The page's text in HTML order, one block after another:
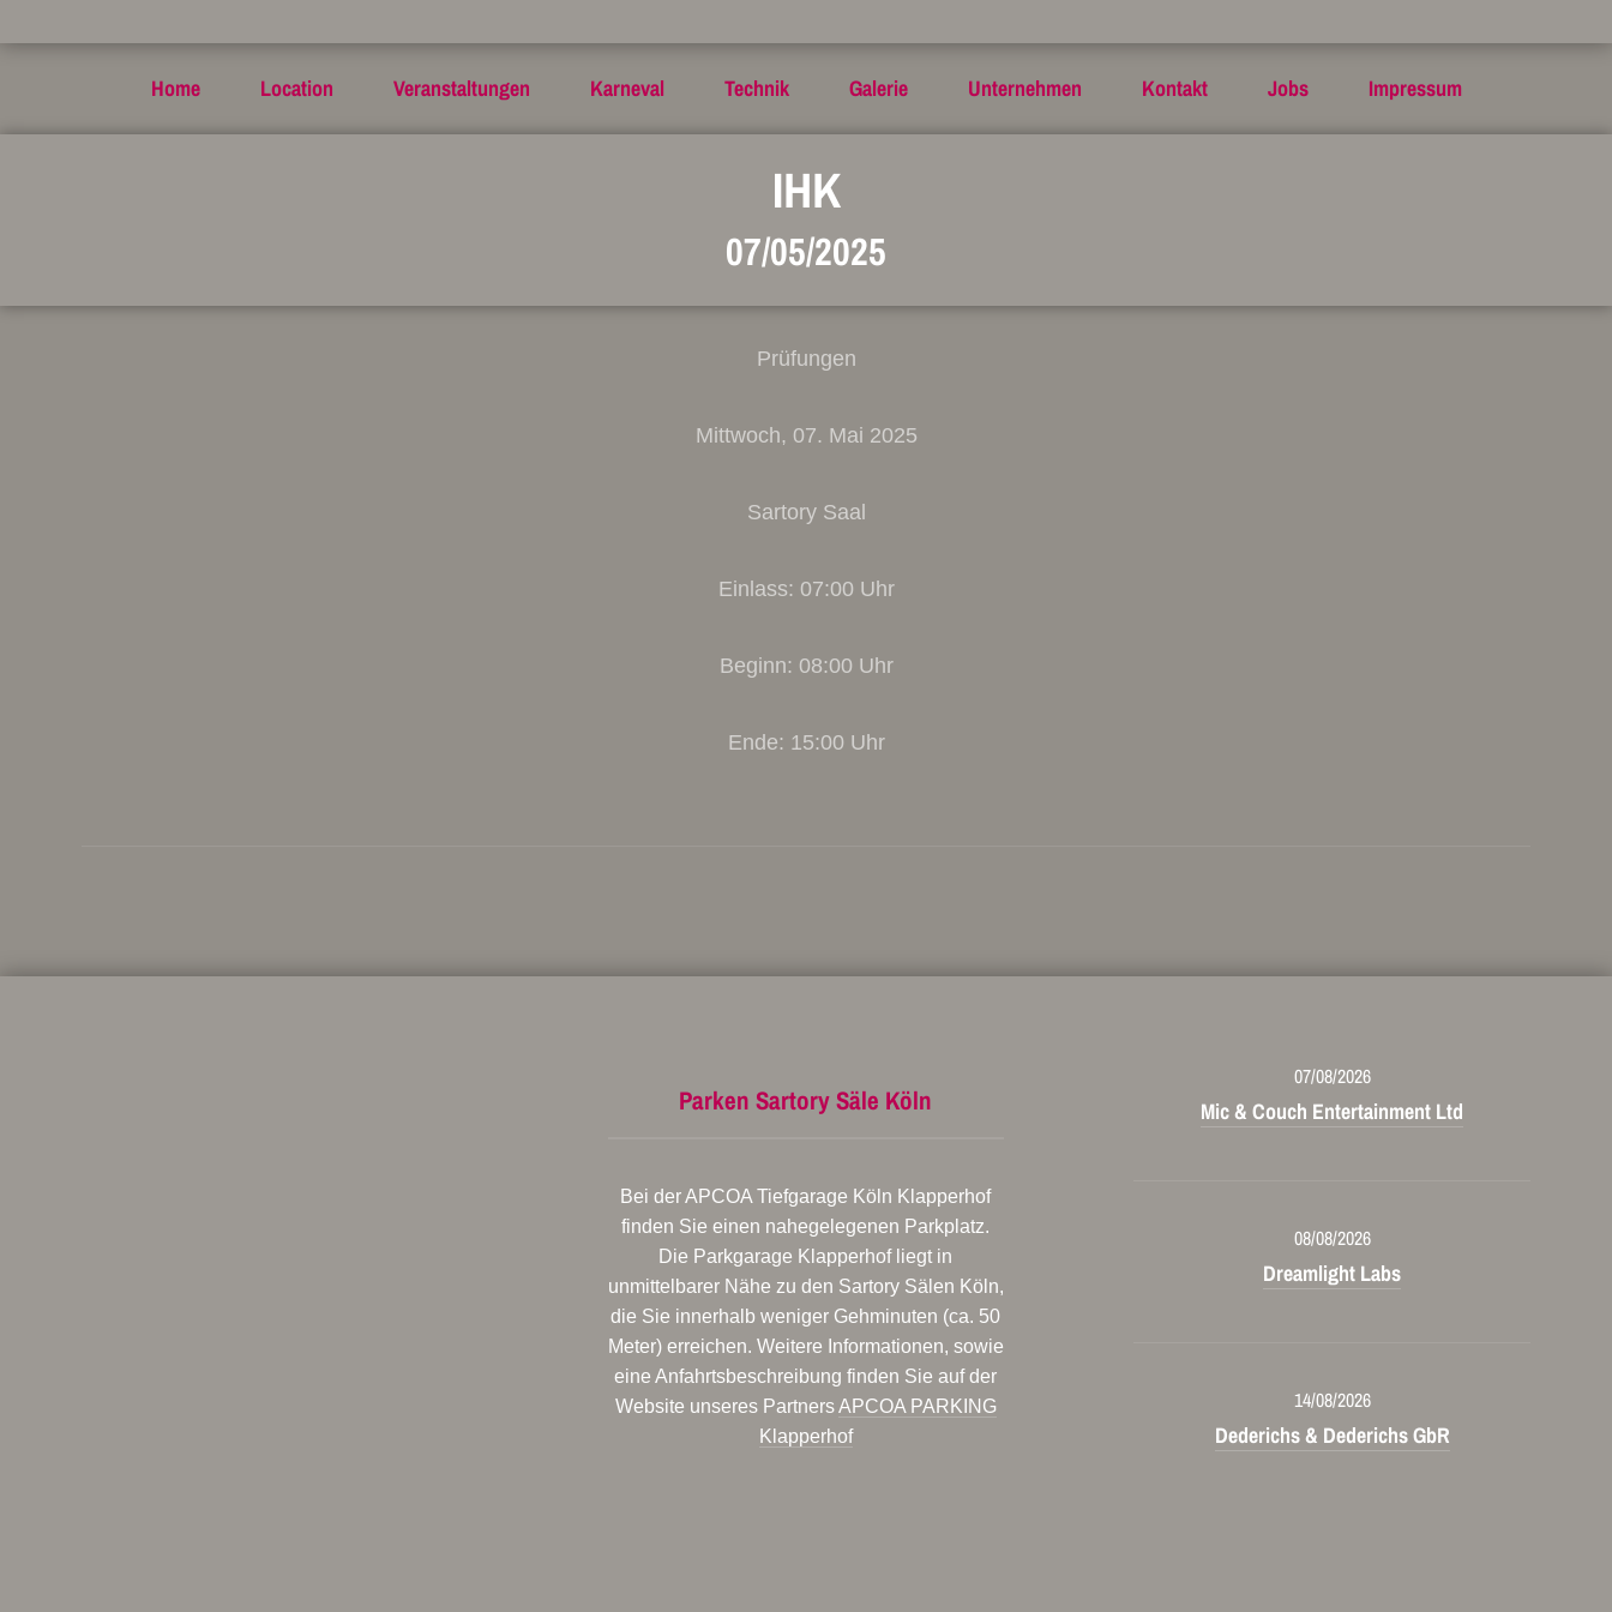
Home Location Veranstaltungen Karneval Technik Galerie Unternehmen Kontakt Jobs Impressum
IHK
07/05/2025
Prüfungen
Mittwoch, 07. Mai 2025
Sartory Saal
Einlass: 07:00 Uhr
Beginn: 08:00 Uhr
Ende: 15:00 Uhr
Parken Sartory Säle Köln
Bei der APCOA Tiefgarage Köln Klapperhof
finden Sie einen nahegelegenen Parkplatz.
Die Parkgarage Klapperhof liegt in
unmittelbarer Nähe zu den Sartory Sälen Köln,
die Sie innerhalb weniger Gehminuten (ca. 50
Meter) erreichen. Weitere Informationen, sowie
eine Anfahrtsbeschreibung finden Sie auf der
Website unseres PartnersAPCOA PARKING
Klapperhof
07/08/2026
Mic & Couch Entertainment Ltd
08/08/2026
Dreamlight Labs
14/08/2026
Dederichs & Dederichs GbR